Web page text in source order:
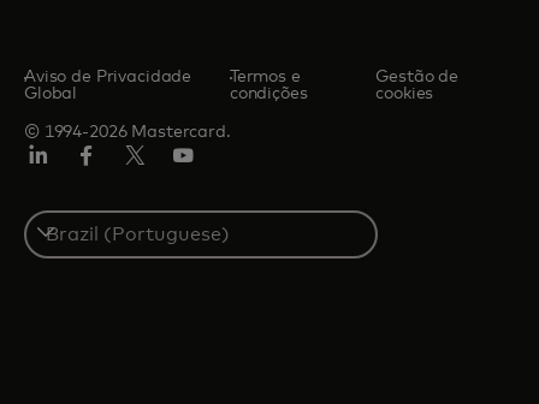
© 1994-2026 Mastercard.
Aviso de Privacidade
Global
Termos e
condições
Gestão de
cookies
Select
a
country